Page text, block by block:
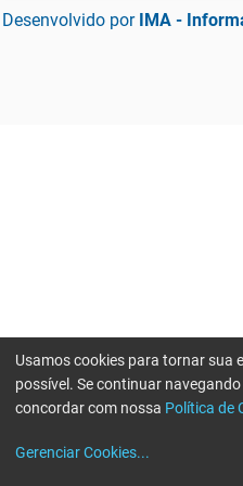
Desenvolvido por IMA -
Usamos cookies para tornar sua
possível. Se continuar
concordar com nossa Política de
Gerenciar Cookies...
Erro ao enviar informações,